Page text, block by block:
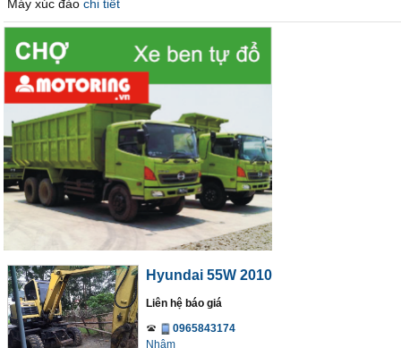
Máy xúc đào chi tiết
Hyundai 55W 2010
Liên hệ báo giá
0965843174
Nhâm